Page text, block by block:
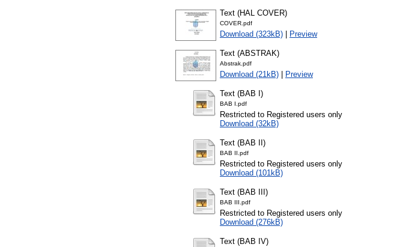
Text (HAL COVER)
COVER.pdf
Download (323kB) Preview
Text (ABSTRAK)
Abstrak.pdf
Download (21kB) Preview
Text (BAB I)
BAB I.pdf
Restricted to Registered users only
Download (32kB)
Text (BAB II)
BAB II.pdf
Restricted to Registered users only
Download (101kB)
Text (BAB III)
BAB III.pdf
Restricted to Registered users only
Download (276kB)
Text (BAB IV)